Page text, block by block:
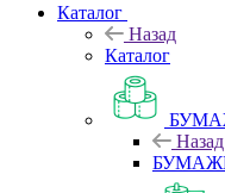
Каталог
Назад
Каталог
Назад